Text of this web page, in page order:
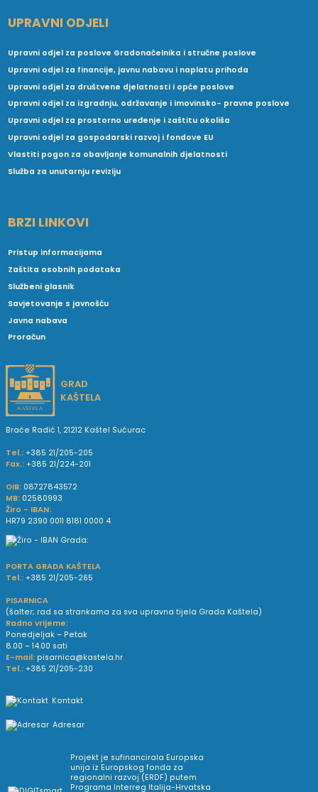
UPRAVNI ODJELI
Upravni odjel za poslove Gradonačelnika i stručne poslove
Upravni odjel za financije, javnu nabavu i naplatu prihoda
Upravni odjel za društvene djelatnosti i opće poslove
Upravni odjel za izgradnju, održavanje i imovinsko- pravne poslove
Upravni odjel za prostorno uređenje i zaštitu okoliša
Upravni odjel za gospodarski razvoj i fondove EU
Vlastiti pogon za obavljanje komunalnih djelatnosti
Služba za unutarnju reviziju
BRZI LINKOVI
Pristup informacijama
Zaštita osobnih podataka
Službeni glasnik
Savjetovanje s javnošću
Javna nabava
Proračun
GRAD
KAŠTELA
Braće Radić 1, 21212 Kaštel Sućurac
Tel.: +385 21/205-205
Fax.: +385 21/224-201
OIB: 08727843572
MB: 02580993
Žiro - IBAN:
HR79 2390 0011 8181 0000 4
PORTA GRADA KAŠTELA
Tel.: +385 21/205-265
PISARNICA
(šalter; rad sa strankama za sva upravna tijela Grada Kaštela)
Radno vrijeme:
Ponedjeljak – Petak
8.00 – 14.00 sati
E-mail: pisarnica@kastela.hr
Tel.: +385 21/205-230
Kontakt
Adresar
Projekt je sufinancirala Europska
unija iz Europskog fonda za
regionalni razvoj (ERDF) putem
Programa Interreg Italija-Hrvatska